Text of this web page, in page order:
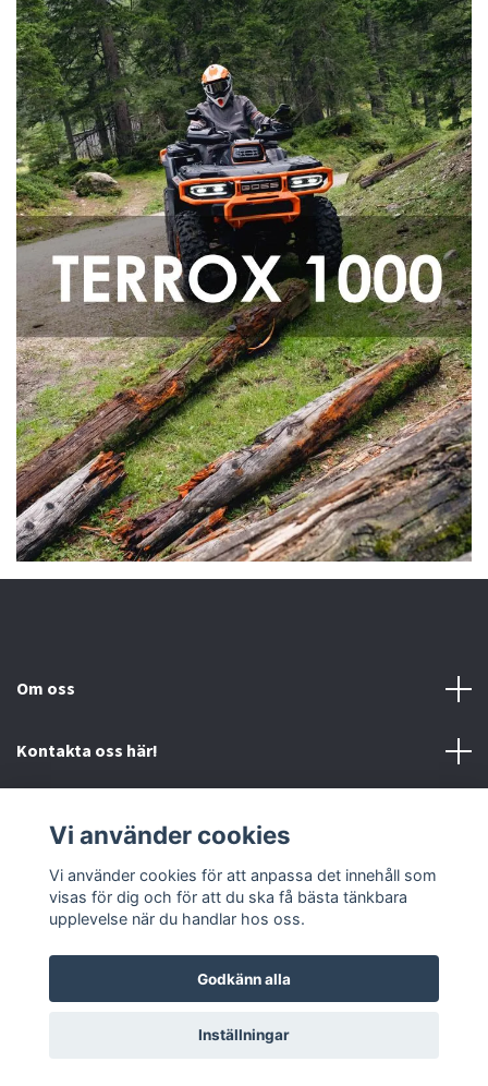
Om oss
Kontakta oss här!
Sociala medier
© 2026 Mc-Butiken
Vi använder cookies
Vi använder cookies för att anpassa det innehåll som
visas för dig och för att du ska få bästa tänkbara
upplevelse när du handlar hos oss.
Godkänn alla
Inställningar